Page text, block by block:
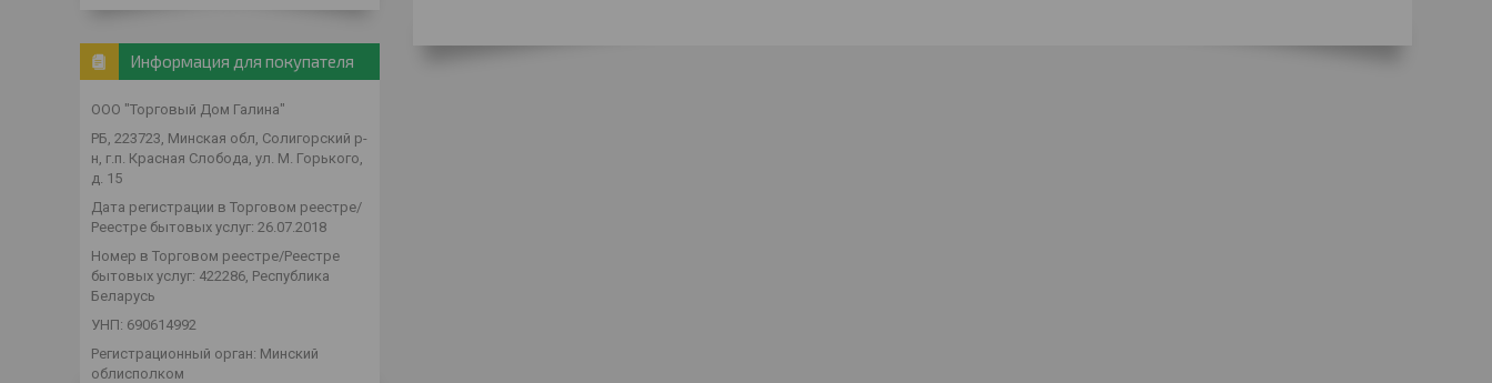
Информация для покупателя
ООО "Торговый Дом Галина"
РБ, 223723, Минская обл, Солигорский р-
н, г.п. Красная Слобода, ул. М. Горького,
д. 15
Дата регистрации в Торговом реестре/
Реестре бытовых услуг: 26.07.2018
Номер в Торговом реестре/Реестре
бытовых услуг: 422286, Республика
Беларусь
УНП: 690614992
Регистрационный орган: Минский
облисполком